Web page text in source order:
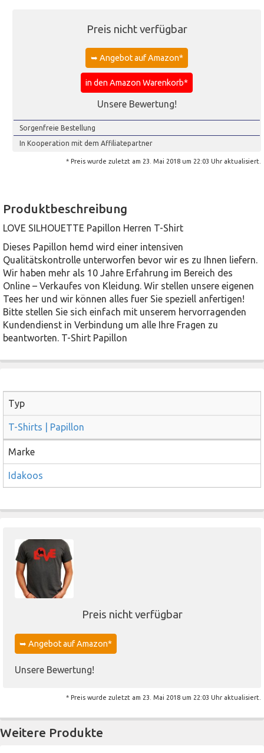
Preis nicht verfügbar
➥ Angebot auf Amazon*
in den Amazon Warenkorb*
Unsere Bewertung!
Sorgenfreie Bestellung
In Kooperation mit dem Affiliatepartner
* Preis wurde zuletzt am 23. Mai 2018 um 22:03 Uhr aktualisiert.
Produktbeschreibung
LOVE SILHOUETTE Papillon Herren T-Shirt
Dieses Papillon hemd wird einer intensiven
Qualitätskontrolle unterworfen bevor wir es zu Ihnen liefern.
Wir haben mehr als 10 Jahre Erfahrung im Bereich des
Online – Verkaufes von Kleidung. Wir stellen unsere eigenen
Tees her und wir können alles fuer Sie speziell anfertigen!
Bitte stellen Sie sich einfach mit unserem hervorragenden
Kundendienst in Verbindung um alle Ihre Fragen zu
beantworten. T-Shirt Papillon
Typ
T-Shirts | Papillon
Marke
Idakoos
Preis nicht verfügbar
➥ Angebot auf Amazon*
Unsere Bewertung!
* Preis wurde zuletzt am 23. Mai 2018 um 22:03 Uhr aktualisiert.
Weitere Produkte